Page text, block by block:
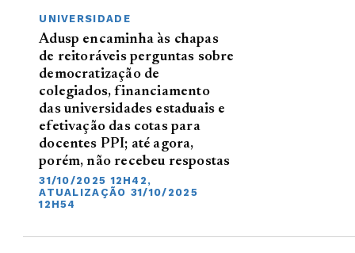
UNIVERSIDADE
Adusp encaminha às chapas
de reitoráveis perguntas sobre
democratização de
colegiados, financiamento
das universidades estaduais e
efetivação das cotas para
docentes PPI; até agora,
porém, não recebeu respostas
31/10/2025 12H42,
ATUALIZAÇÃO 31/10/2025
12H54